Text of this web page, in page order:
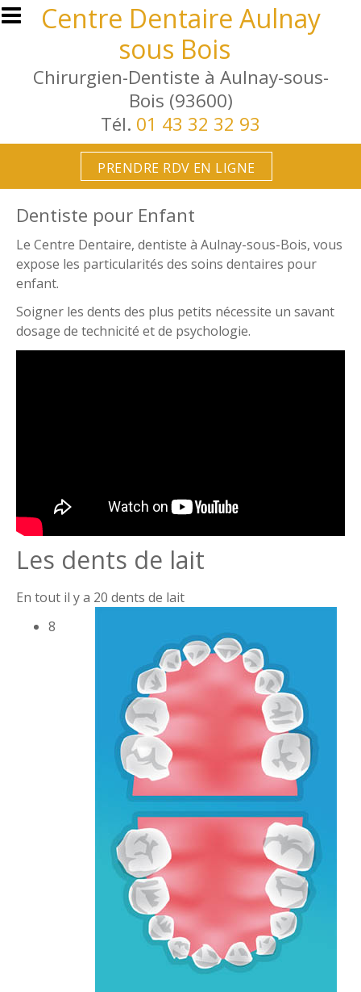
Aller au contenu principal
Centre Dentaire Aulnay
sous Bois
Chirurgien-Dentiste à Aulnay-sous-
Bois (93600)
Tél. 01 43 32 32 93
PRENDRE RDV EN LIGNE
Dentiste pour Enfant
Le Centre Dentaire, dentiste à Aulnay-sous-Bois, vous
expose les particularités des soins dentaires pour
enfant.
Soigner les dents des plus petits nécessite un savant
dosage de technicité et de psychologie.
Les dents de lait
En tout il y a 20 dents de lait
8